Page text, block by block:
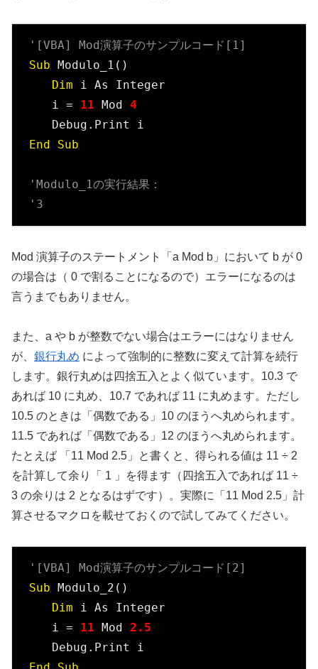
'[VBA] Mod演算子のサンプルコード[1]
Sub Modulo_1()
Dim i As Integer
i = 11 Mod 4
End
Sub
'Modulo_1の実行結果：
'3
Mod 演算子のステートメント「a Mod b」において b が 0
の場合は（ 0 で割ることになるので）エラーになるのは
言うまでもありません。
また、a や b が整数でない場合はエラーにはなりません
が、 銀行丸め によって強制的に整数に変えて計算を続行
します。銀行丸めは四捨五入とよく似ています。10.3 で
あれば 10 に丸め、10.7 であれば 11 に丸めます。ただし
10.5 のときは「偶数である」10 のほうへ丸められます。
11.5 であれば「偶数である」12 のほうへ丸められます。
たとえば 「11 Mod 2.5」と書くと、得られる値は 11 ÷ 2
を計算して余り「 1 」を得ます（四捨五入であれば 11 ÷
3 の余りは 2 となるはずです）。実際に「11 Mod 2.5」計
算させるマクロを載せておくので試してみてください。
'[VBA] Mod演算子のサンプルコード[2]
Sub Modulo_2()
Dim i As Integer
i = 11 Mod 2.5